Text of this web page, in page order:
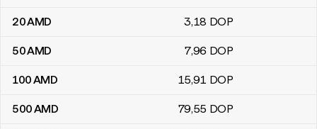
20AMD 3,18 DOP
50AMD 7,96 DOP
100AMD 15,91 DOP
500AMD 79,55 DOP